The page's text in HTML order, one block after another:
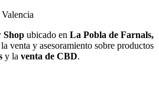
Shop ubicado en La Pobla de Farnals,
venta y asesoramiento sobre productos
y la venta de CBD.